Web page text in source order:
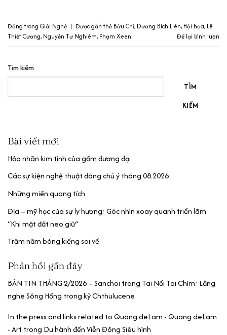
Đăng trong Giải Nghệ | Được gắn thẻ Bửu Chỉ, Dương Bích Liên, Hội họa, Lê
Thiết Cương, Nguyễn Tư Nghiêm, Phạm Xeen Để lại bình luận
Tìm kiếm
TÌM
KIẾM
Bài viết mới
Hỏa nhãn kim tinh của gốm đương đại
Các sự kiện nghệ thuật đáng chú ý tháng 08.2026
Những miền quang tích
Địa – mỹ học của sự ly hương: Góc nhìn xoay quanh triển lãm
“Khi mặt đất neo giữ”
Trăm năm bóng kiếng soi về
Phản hồi gần đây
BẢN TIN THÁNG 2/2026 – Sanchoi trong Tai Nổi Tai Chìm: Lắng
nghe Sông Hồng trong kỷ Chthulucene
In the press and links related to Quang deLam - Quang deLam
- Art trong Du hành đến Viễn Đông Siêu hình